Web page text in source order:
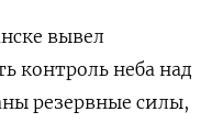
вывел
контроль неба над
резервные силы,